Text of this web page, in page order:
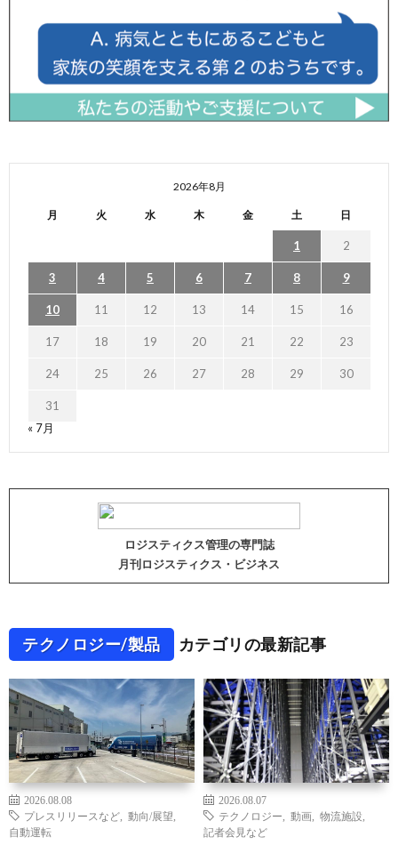
2026年8月
月 火 水 木 金 土 日
1 2
3 4 5 6 7 8 9
10 11 12 13 14 15 16
17 18 19 20 21 22 23
24 25 26 27 28 29 30
31
« 7月
ロジスティクス管理の専門誌
月刊ロジスティクス・ビジネス
テクノロジー/製品 カテゴリの最新記事
2026.08.08
プレスリリースなど
動向/展望
自動運転
2026.08.07
テクノロジー
動画 物流施設
記者会見など